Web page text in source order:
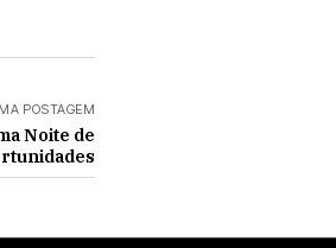
POSTAGEM
Noite de